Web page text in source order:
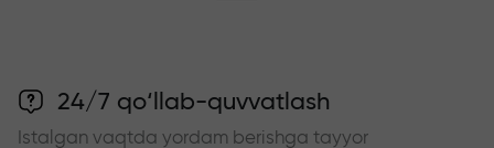
24/7 qo‘llab-quvvatlash
Istalgan vaqtda yordam berishga tayyor